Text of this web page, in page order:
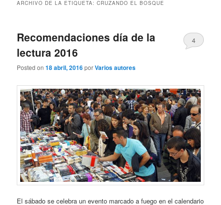
ARCHIVO DE LA ETIQUETA:CRUZANDO EL BOSQUE
Recomendaciones día de la
lectura 2016
Posted on18 abril, 2016porVarios autores
4
El sábado se celebra un evento marcado a fuego en el calendario